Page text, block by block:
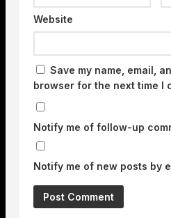
Website
Save my name, email,
browser for the next time I
Notify me of follow-up
Notify me of new posts by